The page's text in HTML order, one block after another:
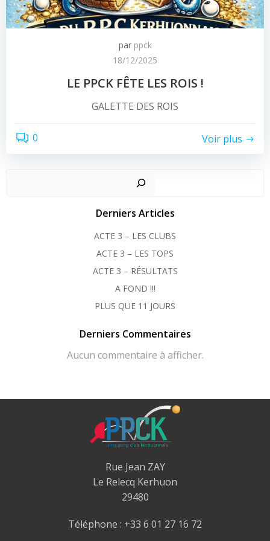
par ppck
18/12/2025
LE PPCK FÊTE LES ROIS !
GALETTE DES ROIS
0 Voir plus
Derniers Articles
ACTE 3 – LES CLUBS
ACTE 3 – LES TOPS
ACTE 3 – RÉSULTATS
A FOND !!!
PLUS QUE 11 JOURS
Derniers Commentaires
Aucun commentaire à afficher.
Rue Jean ZAY
Le Relecq Kerhuon
29480
Téléphone : +33 6 01 27 16 72